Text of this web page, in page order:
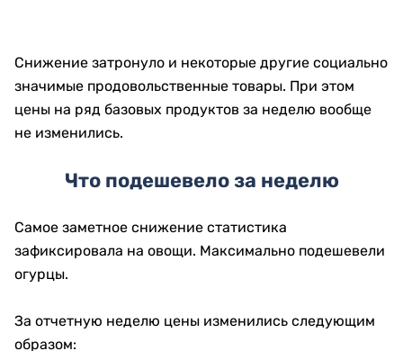
Снижение затронуло и некоторые другие социально
значимые продовольственные товары. При этом
цены на ряд базовых продуктов за неделю вообще
не изменились.
Что подешевело за неделю
Самое заметное снижение статистика
зафиксировала на овощи. Максимально подешевели
огурцы.
За отчетную неделю цены изменились следующим
образом: